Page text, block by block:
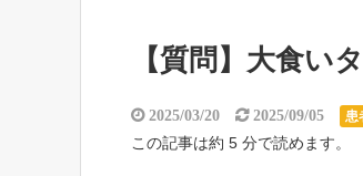
【質問】大食い
2025/03/20 2025/09/05 患
この記事は約 5 分で読めます。